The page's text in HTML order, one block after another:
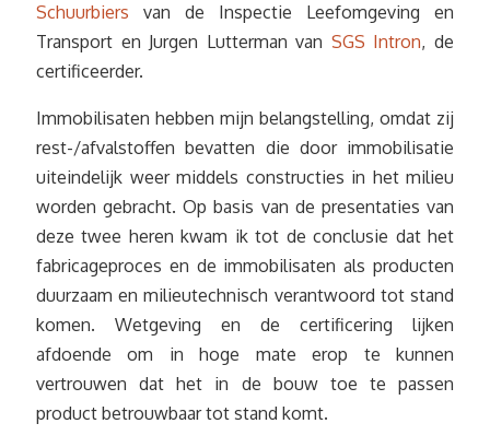
Schuurbiers van de Inspectie Leefomgeving en
Transport en Jurgen Lutterman van SGS Intron, de
certificeerder.
Immobilisaten hebben mijn belangstelling, omdat zij
rest-/afvalstoffen bevatten die door immobilisatie
uiteindelijk weer middels constructies in het milieu
worden gebracht. Op basis van de presentaties van
deze twee heren kwam ik tot de conclusie dat het
fabricageproces en de immobilisaten als producten
duurzaam en milieutechnisch verantwoord tot stand
komen. Wetgeving en de certificering lijken
afdoende om in hoge mate erop te kunnen
vertrouwen dat het in de bouw toe te passen
product betrouwbaar tot stand komt.